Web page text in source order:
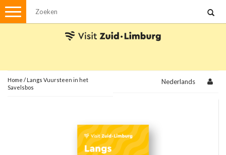
Menu
Met de auto
Brochures en kaarten
Home / Langs Vuursteen in het
Savelsbos
Nederlands